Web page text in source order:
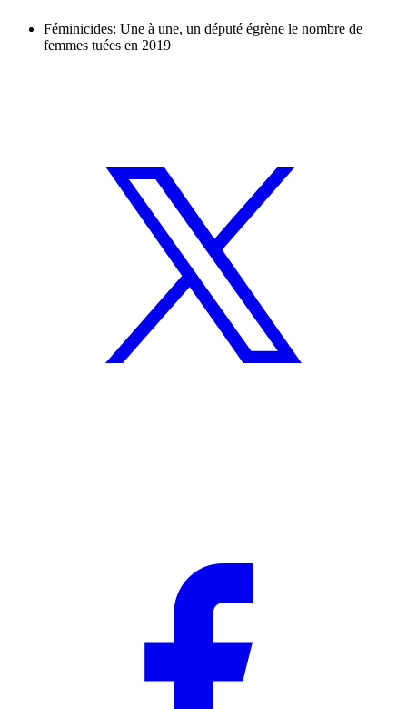
Féminicides: Une à une, un député égrène le nombre de
femmes tuées en 2019